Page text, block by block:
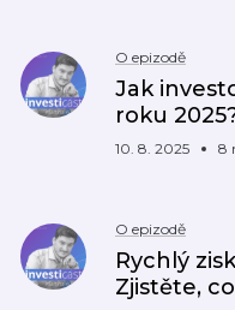
O epizodě
Jak
roku
10. 8. 2025 8
O epizodě
Rychlý
Zjistěte,